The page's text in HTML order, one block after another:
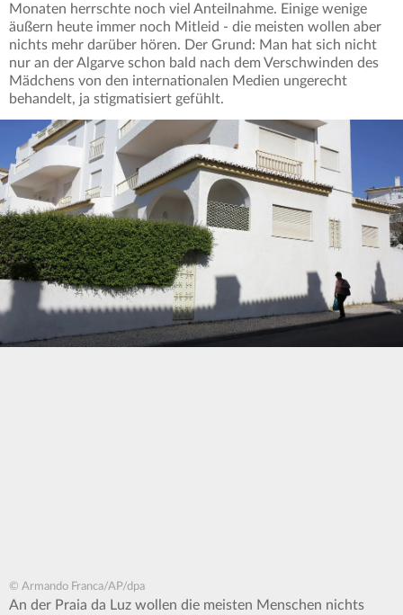
Monaten herrschte noch viel Anteilnahme. Einige wenige
äußern heute immer noch Mitleid - die meisten wollen aber
nichts mehr darüber hören. Der Grund: Man hat sich nicht
nur an der Algarve schon bald nach dem Verschwinden des
Mädchens von den internationalen Medien ungerecht
behandelt, ja stigmatisiert gefühlt.
© Armando Franca/AP/dpa
An der Praia da Luz wollen die meisten Menschen nichts